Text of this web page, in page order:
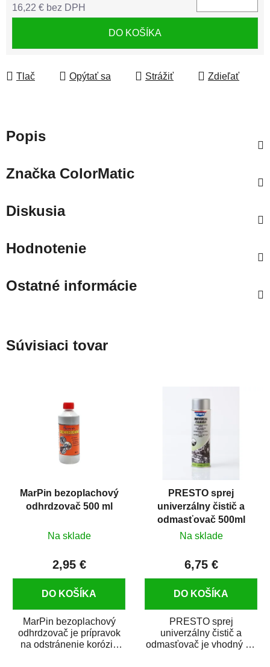
16,22 € bez DPH
DO KOŠÍKA
Tlač Opýtať sa Strážiť Zdieľať
Popis
ZnačkaColorMatic
Diskusia
Hodnotenie
Ostatné informácie
Súvisiaci tovar
MarPin bezoplachový
odhrdzovač 500 ml
Na sklade
2,95 €
DO KOŠÍKA
MarPin bezoplachový
odhrdzovač je prípravok
na odstránenie korózie
PRESTO sprej
univerzálny čistič a
odmasťovač 500ml
Na sklade
6,75 €
DO KOŠÍKA
PRESTO sprej
univerzálny čistič a
odmasťovač je vhodný na